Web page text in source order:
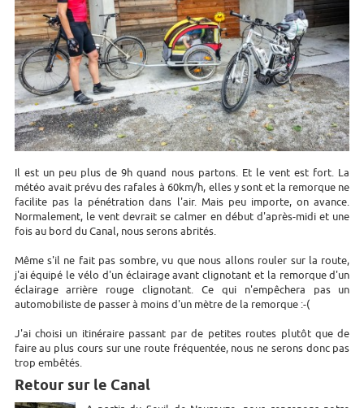
Il est un peu plus de 9h quand nous partons. Et le vent est fort. La
météo avait prévu des rafales à 60km/h, elles y sont et la remorque ne
facilite pas la pénétration dans l'air. Mais peu importe, on avance.
Normalement, le vent devrait se calmer en début d'après-midi et une
fois au bord du Canal, nous serons abrités.
Même s'il ne fait pas sombre, vu que nous allons rouler sur la route,
j'ai équipé le vélo d'un éclairage avant clignotant et la remorque d'un
éclairage arrière rouge clignotant. Ce qui n'empêchera pas un
automobiliste de passer à moins d'un mètre de la remorque :-(
J'ai choisi un itinéraire passant par de petites routes plutôt que de
faire au plus cours sur une route fréquentée, nous ne serons donc pas
trop embêtés.
Retour sur le Canal